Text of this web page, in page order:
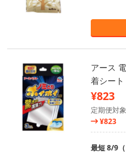
アース
着シート
¥823
定期便対象
¥823
最短 8/9（